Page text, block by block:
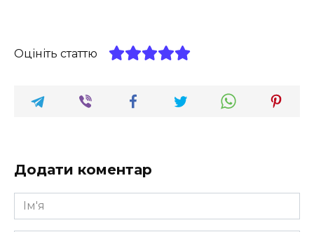
Оцініть статтю
Додати коментар
Ім'я
*